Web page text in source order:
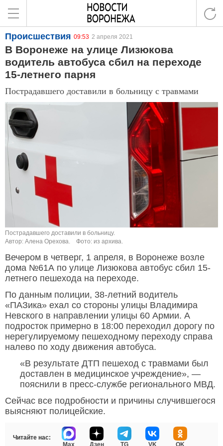
Происшествия 09:53 2 апреля 2021
В Воронеже на улице Лизюкова
водитель автобуса сбил на переходе
15-летнего парня
Пострадавшего доставили в больницу с травмами
Пострадавшего доставили в больницу.
Автор: Алена Орехова.
Фото: из архива.
Вечером в четверг, 1 апреля, в Воронеже возле
дома №61А по улице Лизюкова автобус сбил 15-
летнего пешехода на переходе.
По данным полиции, 38-летний водитель
«ПАЗика» ехал со стороны улицы Владимира
Невского в направлении улицы 60 Армии. А
подросток примерно в 18:00 переходил дорогу по
нерегулируемому пешеходному переходу справа
налево по ходу движения автобуса.
«В результате ДТП пешеход с травмами был
доставлен в медицинское учреждение», —
пояснили в пресс-службе регионального МВД.
Сейчас все подробности и причины случившегося
выясняют полицейские.
Читайте нас: